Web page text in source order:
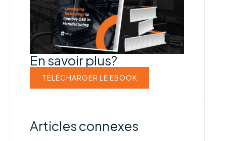
En savoir plus?
TÉLÉCHARGER LE EBOOK
Articles connexes